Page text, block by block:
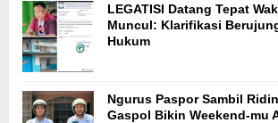
LEGATISI Datang Tepat
Muncul: Klarifikasi
Hukum
Ngurus Paspor Sambil
Gaspol Bikin Weekend-mu